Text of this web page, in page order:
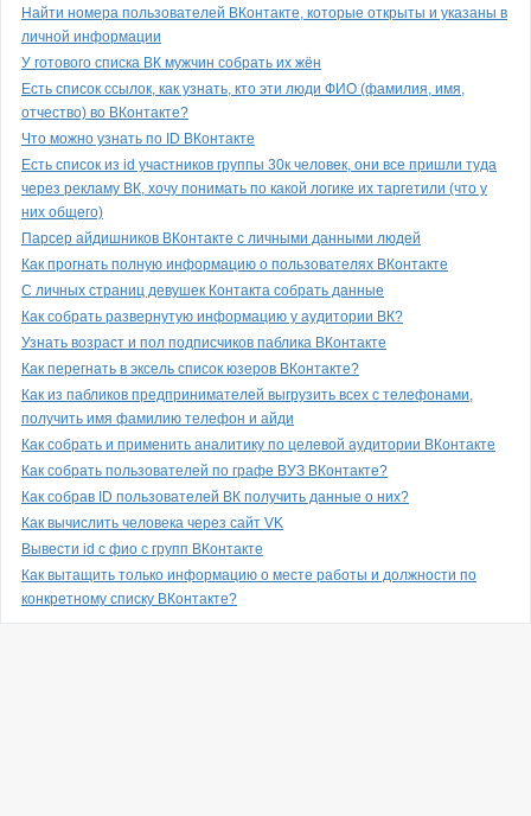
Найти номера пользователей ВКонтакте, которые открыты и указаны в
личной информации
У готового списка ВК мужчин собрать их жён
Есть список ссылок, как узнать, кто эти люди ФИО (фамилия, имя,
отчество) во ВКонтакте?
Что можно узнать по ID ВКонтакте
Есть список из id участников группы 30к человек, они все пришли туда
через рекламу ВК, хочу понимать по какой логике их таргетили (что у
них общего)
Парсер айдишников ВКонтакте с личными данными людей
Как прогнать полную информацию о пользователях ВКонтакте
С личных страниц девушек Контакта собрать данные
Как собрать развернутую информацию у аудитории ВК?
Узнать возраст и пол подписчиков паблика ВКонтакте
Как перегнать в эксель список юзеров ВКонтакте?
Как из пабликов предпринимателей выгрузить всех с телефонами,
получить имя фамилию телефон и айди
Как собрать и применить аналитику по целевой аудитории ВКонтакте
Как собрать пользователей по графе ВУЗ ВКонтакте?
Как собрав ID пользователей ВК получить данные о них?
Как вычислить человека через сайт VK
Вывести id с фио с групп ВКонтакте
Как вытащить только информацию о месте работы и должности по
конкретному списку ВКонтакте?